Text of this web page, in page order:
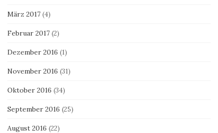
März 2017 (4)
Februar 2017 (2)
Dezember 2016 (1)
November 2016 (31)
Oktober 2016 (34)
September 2016 (25)
August 2016 (22)